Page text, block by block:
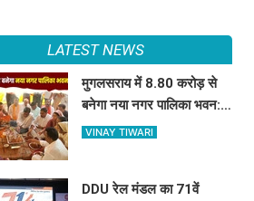
LATEST NEWS
मुगलसराय में 8.80 करोड़ से
बनेगा नया नगर पालिका भवन:
विधायक रमेश जायसवाल ने
VINAY TIWARI
DDU रेल मंडल का 71वें